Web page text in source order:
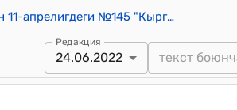
Кыргыз Республикасынын Өкмөтүнүн 2008-жылдын 11-апрелигдеги №145 "Кыргыз Республикасынын токойлоруна улуттук инвентаризация жүргүзүү жөнүндө"токтому
Редакция
24.06.2022